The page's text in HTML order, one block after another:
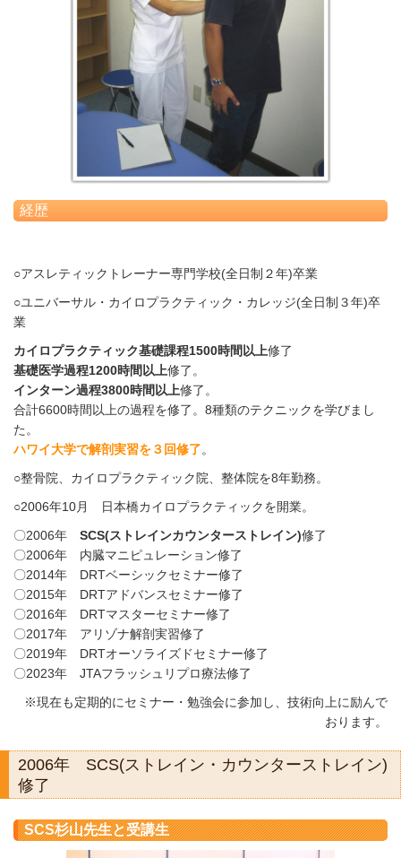
経歴
○アスレティックトレーナー専門学校(全日制２年)卒業
○ユニバーサル・カイロプラクティック・カレッジ(全日制３年)卒
業
カイロプラクティック基礎課程1500時間以上修了
基礎医学過程1200時間以上修了。
インターン過程3800時間以上修了。
合計6600時間以上の過程を修了。8種類のテクニックを学びまし
た。
ハワイ大学で解剖実習を３回修了。
○整骨院、カイロプラクティック院、整体院を8年勤務。
○2006年10月 日本橋カイロプラクティックを開業。
〇2006年 SCS(ストレインカウンターストレイン)修了
〇2006年 内臓マニピュレーション修了
〇2014年 DRTベーシックセミナー修了
〇2015年 DRTアドバンスセミナー修了
〇2016年 DRTマスターセミナー修了
〇2017年 アリゾナ解剖実習修了
〇2019年 DRTオーソライズドセミナー修了
〇2023年 JTAフラッシュリプロ療法修了
※現在も定期的にセミナー・勉強会に参加し、技術向上に励んで
おります。
2006年 SCS(ストレイン・カウンターストレイン)
修了
SCS杉山先生と受講生